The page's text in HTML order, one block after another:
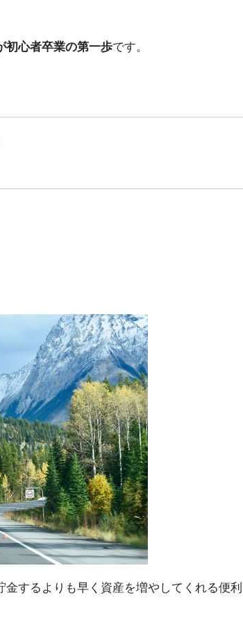
初心者卒業の第一歩です。
するよりも早く資産を増やしてくれる便